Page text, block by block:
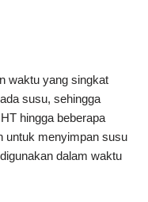
waktu yang singkat
susu, sehingga
hingga beberapa
untuk menyimpan susu
dalam waktu